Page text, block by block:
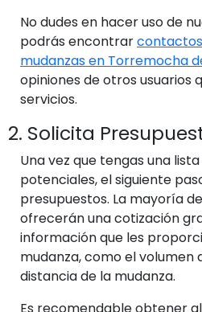
No dudes en hacer uso de
podrás encontrar
mudanzas en Torremocha
opiniones de otros usuarios
servicios.
2. Solicita
Una vez que tengas una
potenciales, el siguiente
presupuestos. La mayoría
ofrecerán una cotización
información que les
mudanza, como el volumen
distancia de la mudanza.
Es recomendable obtener